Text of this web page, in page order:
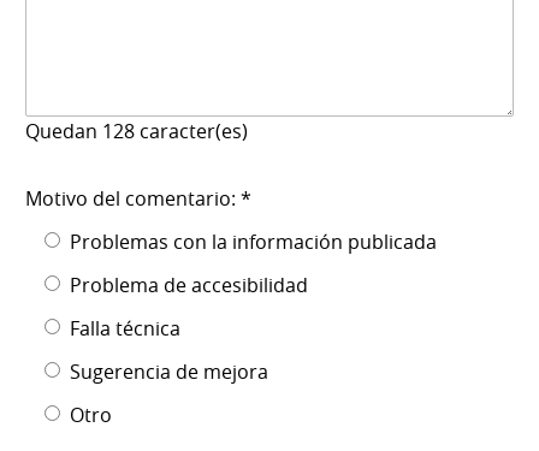
Quedan 128 caracter(es)
Motivo del comentario: *
Problemas con la información publicada
Problema de accesibilidad
Falla técnica
Sugerencia de mejora
Otro